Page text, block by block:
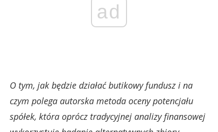
ad
O tym, jak będzie działać butikowy fundusz i na
czym polega autorska metoda oceny potencjału
spółek, która oprócz tradycyjnej analizy finansowej